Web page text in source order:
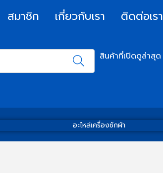
สมาชิก เกี่ยวกับเรา ติดต่อเรา
สินค้าที่เปิดดูล่าสุด
อะไหล่เครื่องซักผ้า